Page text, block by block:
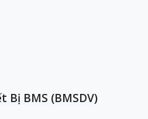
Bị BMS (BMSDV)